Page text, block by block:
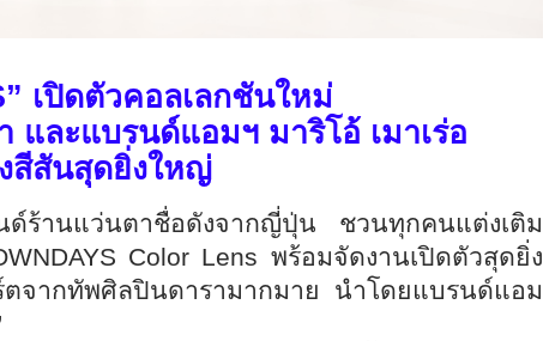
เปิดตัวคอลเลกชันใหม่
ละแบรนด์แอมฯ มาริโอ้ เมาเร่อ
สีสันสุดยิ่งใหญ่
ร้านแว่นตาชื่อดังจากญี่ปุ่น ชวนทุกคนแต่งเติม
Color Lens พร้อมจัดงานเปิดตัวสุดยิ่ง
จากทัพศิลปินดารามากมาย นำโดยแบรนด์แอม